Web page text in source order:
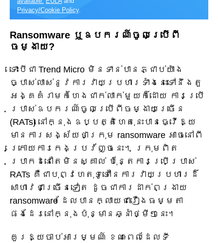
Privacy/Cookie Policy.
Ransomware ឬឧបករណ៍ចូលប្រើពី
ចម្ងាយ?
ទោះបីជា Trend Micro មិនទាន់បានភ្ជាប់យ៉ាង
ច្បាស់លាស់នូវការវាយប្រហារទាំងនេះទៅនឹងតួ
អង្គគំរាមកំហែងជាក់លាក់មួយក៏ដោយ ការប្រើ
ប្រាស់ឧបករណ៍ចូលប្រើពីចម្ងាយច្រើន
(RATs) នៅក្នុងឧប្បត្តិហេតុនេះបានធ្វើឱ្យ
មានការសង្ស័យថាក្រុម ransomware អាចនៅពី
ក្រោយការកេងប្រវ័ញ្ចនេះ។ ក្រុមពិត
ប្រាកដនៅតែមិនស្គាល់ ប៉ុន្តែការប្រើប្រាស់
RATs គឺជាបុព្វហេតុទូទៅនៃការវាយប្រហារដ៏
សាហាវជាច្រើនទៀត ដូចជាការដាក់ពង្រាយ
ransomware ដែលបានក្លាយជារឿងធម្មតា
ផងដែរនៅក្នុងប៉ុន្មានឆ្នាំថ្មីៗនេះ។
គួរឱ្យចាប់អារម្មណ៍ ខណៈពេលដែលទី